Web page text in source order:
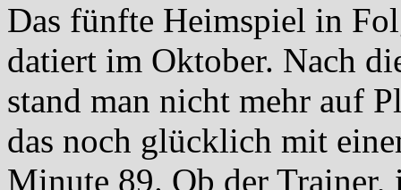
Das fünfte Heimspiel in
datiert im Oktober. Nach
stand man nicht mehr auf
das noch glücklich mit
Minute 89. Ob der